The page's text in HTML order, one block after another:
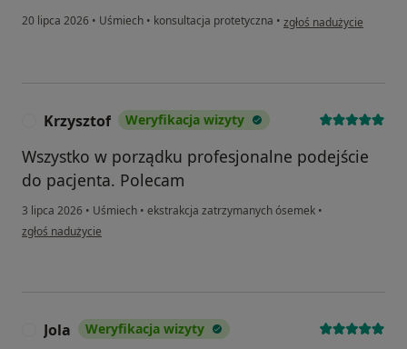
20 lipca 2026 • Uśmiech • konsultacja protetyczna • w opinii użytkownika
zgłoś nadużycie
Krzysztof Weryfikacja wizyty
Wszystko w porządku profesjonalne podejście
do pacjenta. Polecam
3 lipca 2026 • Uśmiech • ekstrakcja zatrzymanych ósemek •
w opinii użytkownika Krzysztof
zgłoś nadużycie
Jola Weryfikacja wizyty